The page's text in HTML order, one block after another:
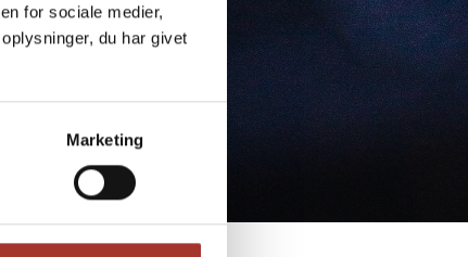
for sociale medier,
du har givet
Marketing